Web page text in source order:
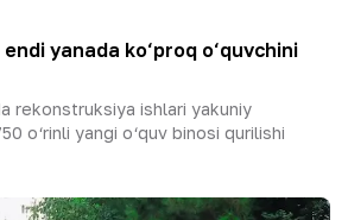
yanada ko‘proq o‘quvchini
rekonstruksiya ishlari yakuniy
o‘rinli yangi o‘quv binosi qurilishi